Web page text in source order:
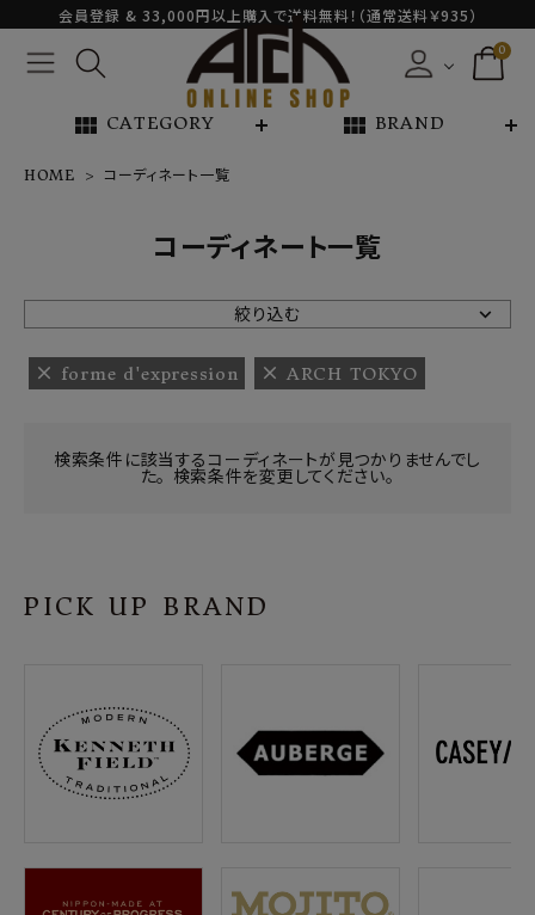
会員登録 & 33,000円以上購入で送料無料！（通常送料￥935）
0
view_module CATEGORY view_module BRAND
NEW ARRIVAL
ARCH EXCLUSIVE
BRAND
INFORMATION
プライバシーポリシー
特定商取引法について
お問い合わせ
ACCOUNT MENU
HOME コーディネート一覧
コーディネート一覧
絞り込む
forme d'expression ARCH TOKYO
検索条件に該当するコーディネートが見つかりませんでし
た。 検索条件を変更してください。
PICK UP BRAND